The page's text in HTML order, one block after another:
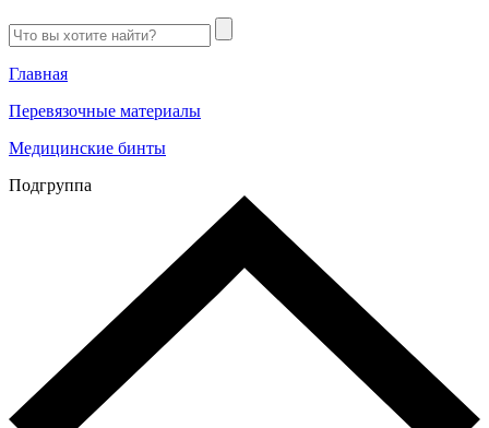
Главная
Перевязочные материалы
Медицинские бинты
Подгруппа